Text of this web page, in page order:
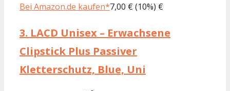
Bei Amazon.de kaufen*7,00 € (10%) €
3. LACD Unisex – Erwachsene
Clipstick Plus Passiver
Kletterschutz, Blue, Uni